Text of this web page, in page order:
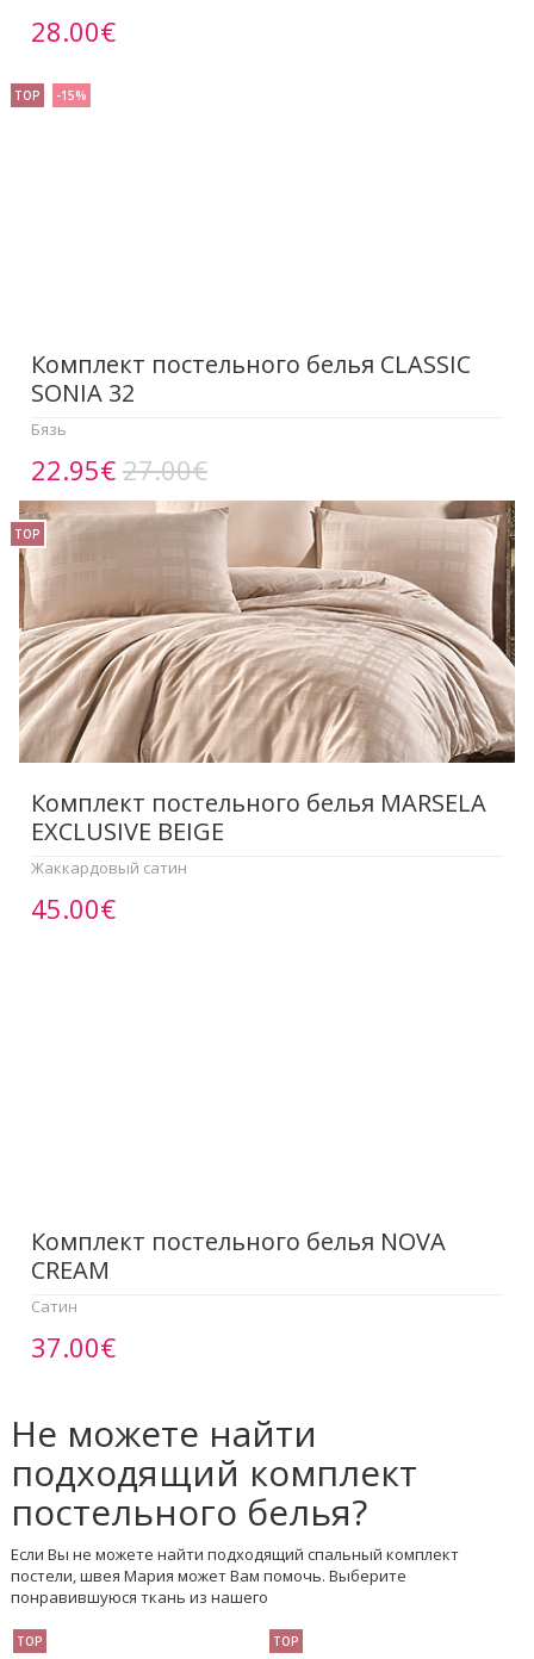
28.00€
TOP -15%
Комплект постельного белья CLASSIC
SONIA 32
Бязь
22.95€27.00€
TOP
Комплект постельного белья MARSELA
EXCLUSIVE BEIGE
Жаккардовый сатин
45.00€
Комплект постельного белья NOVA
CREAM
Сатин
37.00€
Не можете найти
подходящий комплект
постельного белья?
Если Вы не можете найти подходящий спальный комплект
постели, швея Мария может Вам помочь. Выберите
понравившуюся ткань из нашего
TOP TOP